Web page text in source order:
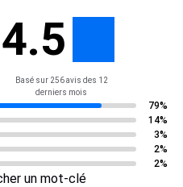
4.5
Basé sur 256 avis des 12
derniers mois
79%
14%
3%
2%
2%
un mot-clé